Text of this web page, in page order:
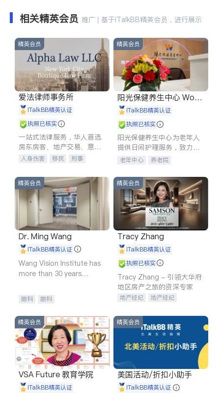
相关精英会员 推广 | 基于iTalkBB精英会员，进行展示
精英会员
爱法律师事务所
iTalkBB精英认证
执照已核实
一站式法律服务，华人首选.
房东房客、地产交易、意外
伤害、车祸重伤、商业诉
建筑合同、刑事案件全包办
人身伤害 移民
刑事
信托/遗嘱
商业
商标注册
索赔
律师-其它
精英会员
阳光保健养生中心 World
shine
iTalkBB精英认证
执照已核实
阳光保健养生中心为老年人
提供日间护理服务，致力于
通过持续的护理创新来有效
老年中心 养老院
精英会员
Dr. Ming Wang
iTalkBB精英认证
Wang Vision Institute has
more than 30 years
眼科 眼科
精英会员
Tracy Zhang
iTalkBB精英认证
执照已核实
Tracy Zhang - 引领大华府
地区房产之旅的资深专家
地产经纪
地产经纪
商铺租售
精英会员
VSA Future 教育学院
iTalkBB精英认证
精英会员
美国活动/折扣小助手
iTalkBB精英认证